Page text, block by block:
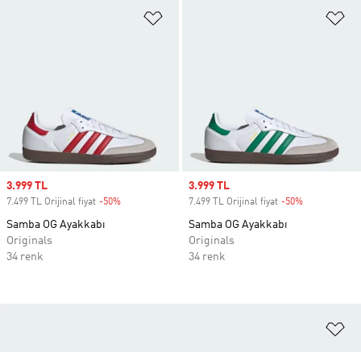
Sale price
3.999 TL
7.499 TL Orijinal fiyat -50%
Samba OG Ayakkabı
Originals
34 renk
Sale price
3.999 TL
7.499 TL Orijinal fiyat -50%
Samba OG Ayakkabı
Originals
34 renk